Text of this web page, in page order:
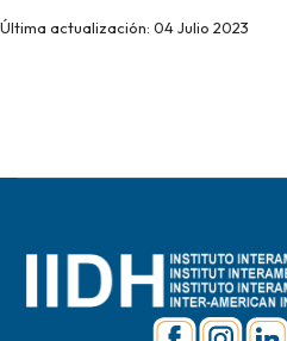
Última actualización: 04 Julio 2023